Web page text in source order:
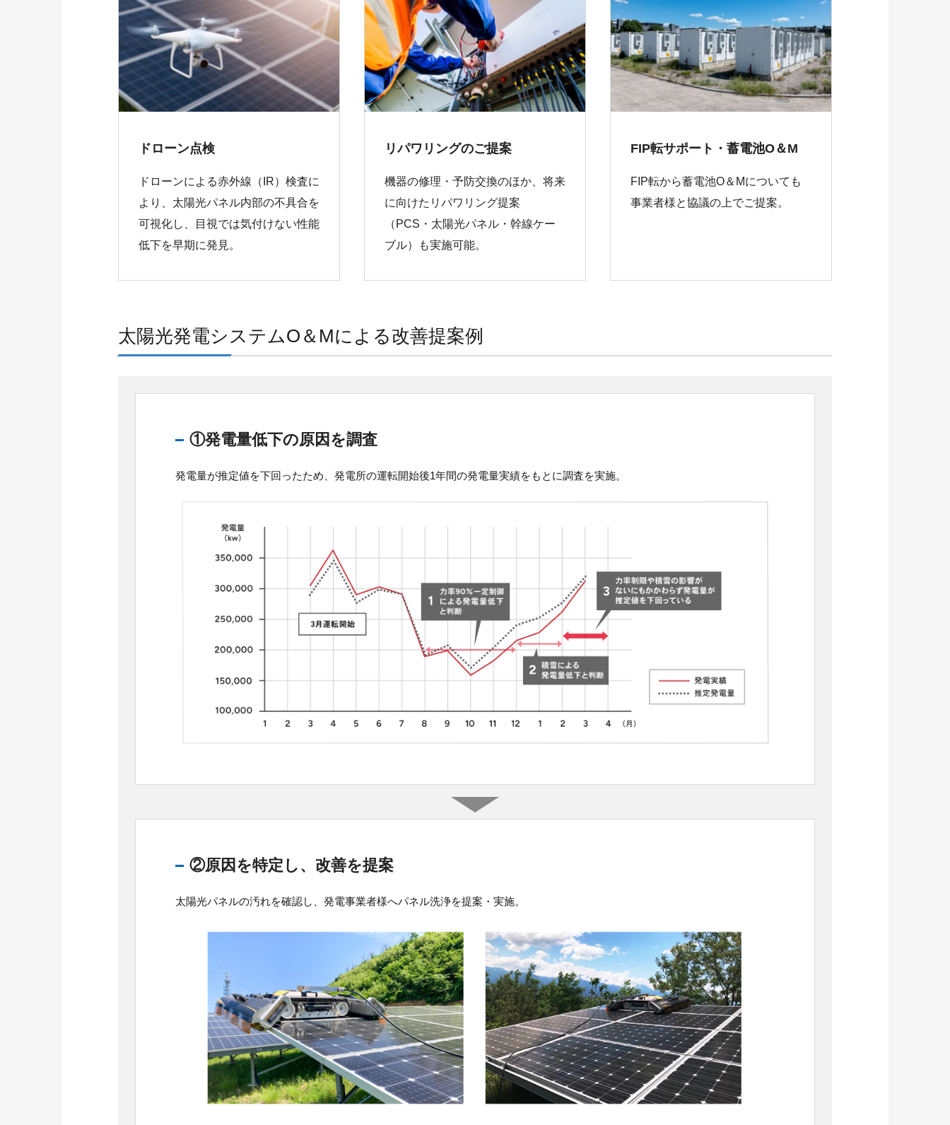
ドローン点検
ドローンによる赤外線（IR）検査に
より、太陽光パネル内部の不具合を
可視化し、目視では気付けない性能
低下を早期に発見。
リパワリングのご提案
機器の修理・予防交換のほか、将来
に向けたリパワリング提案
（PCS・太陽光パネル・幹線ケー
ブル）も実施可能。
FIP転サポート・蓄電池O＆M
FIP転から蓄電池O＆Mについても
事業者様と協議の上でご提案。
太陽光発電システムO＆Mによる改善提案例
①発電量低下の原因を調査
発電量が推定値を下回ったため、発電所の運転開始後1年間の発電量実績をもとに調査を実施。
②原因を特定し、改善を提案
太陽光パネルの汚れを確認し、発電事業者様へパネル洗浄を提案・実施。